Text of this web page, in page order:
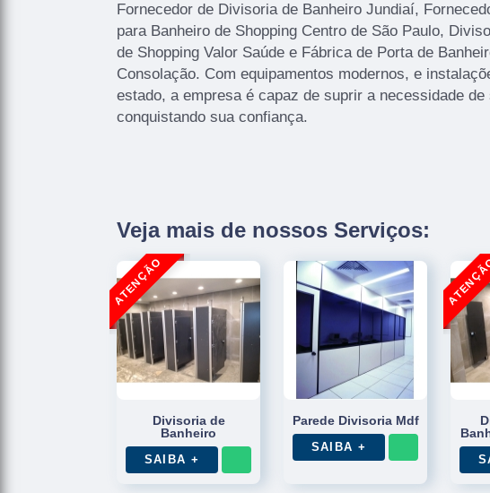
Fornecedor de Divisoria de Banheiro Jundiaí,
para Banheiro de Shopping Centro de São Paulo,
de Shopping Valor Saúde e Fábrica de Porta de
Consolação. Com equipamentos modernos, e
estado, a empresa é capaz de suprir a necessidade
conquistando sua confiança.
Veja mais de nossos Serviços:
Divisoria de
Banheiro
SAIBA +
Parede Divisoria Mdf
SAIBA +